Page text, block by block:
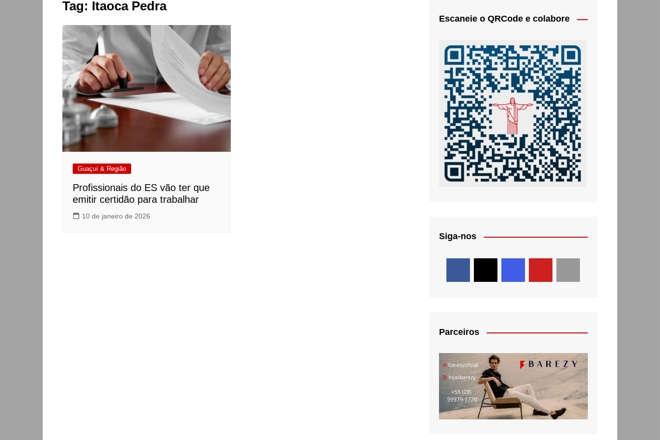
Tag: Itaoca Pedra
Guaçuí & Região
Profissionais do ES vão ter que
emitir certidão para trabalhar
10 de janeiro de 2026
Escaneie o QRCode e colabore
Siga-nos
Parceiros